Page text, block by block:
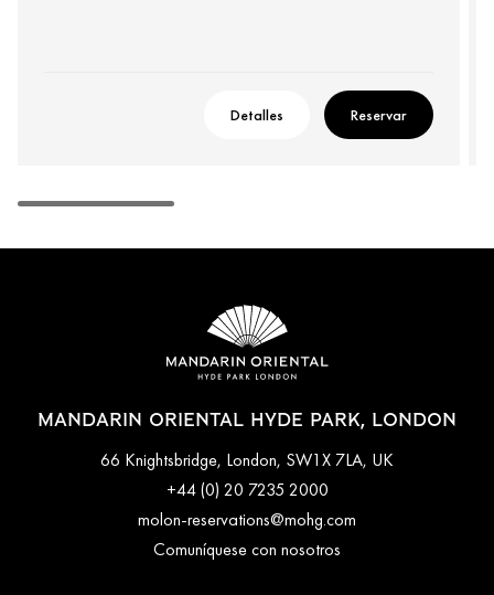
Detalles Reservar
MANDARIN ORIENTAL HYDE PARK, LONDON
66 Knightsbridge, London, SW1X 7LA, UK
+44 (0) 20 7235 2000
molon-reservations@mohg.com
Comuníquese con nosotros